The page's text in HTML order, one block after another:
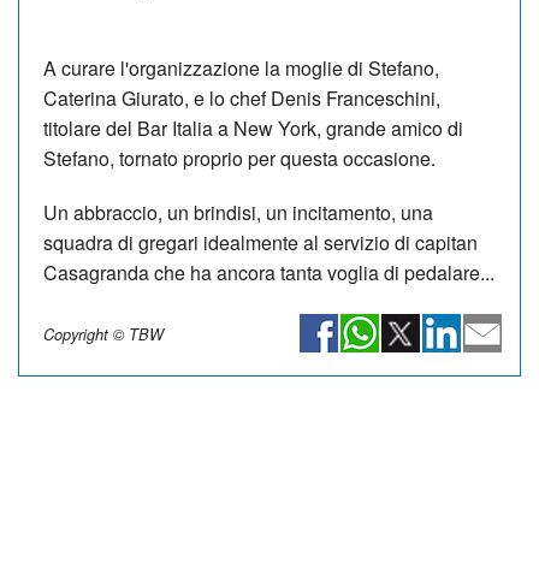
A curare l'organizzazione la moglie di Stefano,
Caterina Giurato, e lo chef Denis Franceschini,
titolare del Bar Italia a New York, grande amico di
Stefano, tornato proprio per questa occasione.
Un abbraccio, un brindisi, un incitamento, una
squadra di gregari idealmente al servizio di capitan
Casagranda che ha ancora tanta voglia di pedalare...
Copyright © TBW